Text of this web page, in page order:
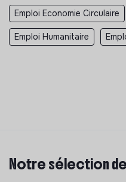
Emploi Economie Circulaire
Emploi Humanitaire
Notre sélection